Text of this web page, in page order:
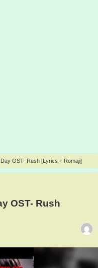
OST- Rush [Lyrics + Romaji]
OST- Rush